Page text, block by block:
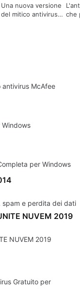
Una nuova versione
del mitico antivirus
che
antivirus McAfee
per Windows
spam e perdita dei dati
NUVEM 2019
NUVEM 2019
Gratuito per